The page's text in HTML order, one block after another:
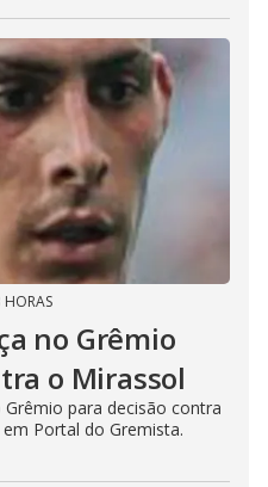
HORAS
no Grêmio
o Mirassol
para decisão contra
Portal do Gremista.